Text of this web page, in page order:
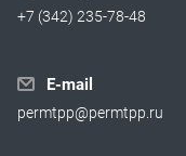
+7 (342) 235-78-48
E-mail
permtpp@permtpp.ru